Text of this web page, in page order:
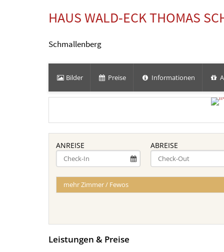
HAUS WALD-ECK THOMAS
Schmallenberg
Bilder Preise Informationen
ANREISE ABREISE
mehr Zimmer / Fewos
Leistungen & Preise